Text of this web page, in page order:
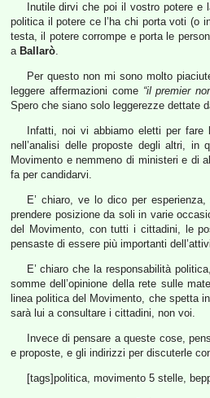
Inutile dirvi che poi il vostro potere e
politica il potere ce l’ha chi porta voti (o
testa, il potere corrompe e porta le
a Ballarò.
Per questo non mi sono molto
leggere affermazioni come “il premier
Spero che siano solo leggerezze dettate
Infatti, noi vi abbiamo eletti per
nell’analisi delle proposte degli altri, in
Movimento e nemmeno di ministeri e di
fa per candidarvi.
E’ chiaro, ve lo dico per
prendere posizione da soli in varie
del Movimento, con tutti i cittadini, le
pensaste di essere più importanti
E’ chiaro che la responsabilità
somme dell’opinione della rete sulle
linea politica del Movimento, che spetta
sarà lui a consultare i cittadini, non voi.
Invece di pensare a queste cose,
e proposte, e gli indirizzi per discuterle
[tags]politica, movimento 5 stelle,